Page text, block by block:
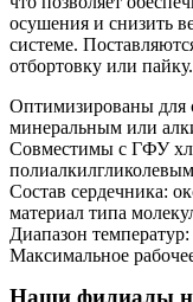
осушения и снизить
системе.
отбортовку или пайку.
Оптимизированы для
минеральным или
Совместимы с ГФУ
Состав сердечника:
материал типа
Диапазон
Максимальное